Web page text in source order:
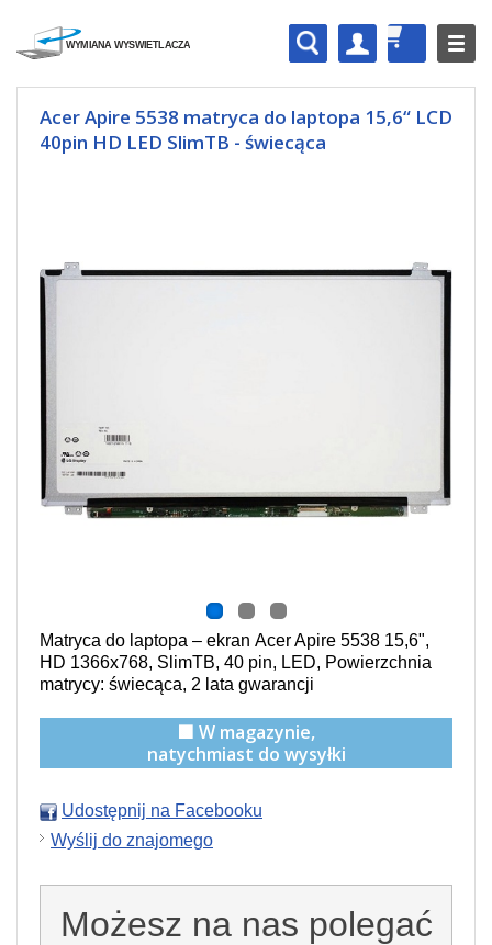
Acer Apire 5538 matryca do laptopa 15,6“ LCD
40pin HD LED SlimTB - świecąca
Matryca do laptopa – ekran Acer Apire 5538 15,6",
HD 1366x768, SlimTB, 40 pin, LED, Powierzchnia
matrycy: świecąca, 2 lata gwarancji
🟩 W magazynie,
natychmiast do wysyłki
Udostępnij na Facebooku
Wyślij do znajomego
Możesz na nas polegać